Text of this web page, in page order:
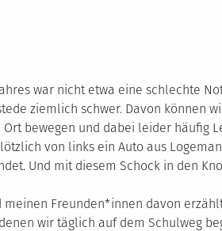
war nicht etwa eine schlechte
ziemlich schwer. Davon können
bewegen und dabei leider häufig
von links ein Auto aus
Und mit diesem Schock in den
Freunden*innen davon
wir täglich auf dem Schulweg